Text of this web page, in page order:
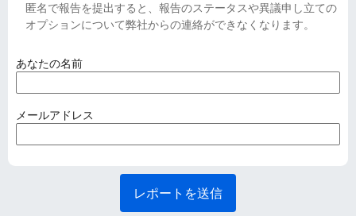
匿名で報告を提出すると、報告のステータスや異議申し立ての
オプションについて弊社からの連絡ができなくなります。
あなたの名前(
須
)
メールアドレス
須
レポートを送信